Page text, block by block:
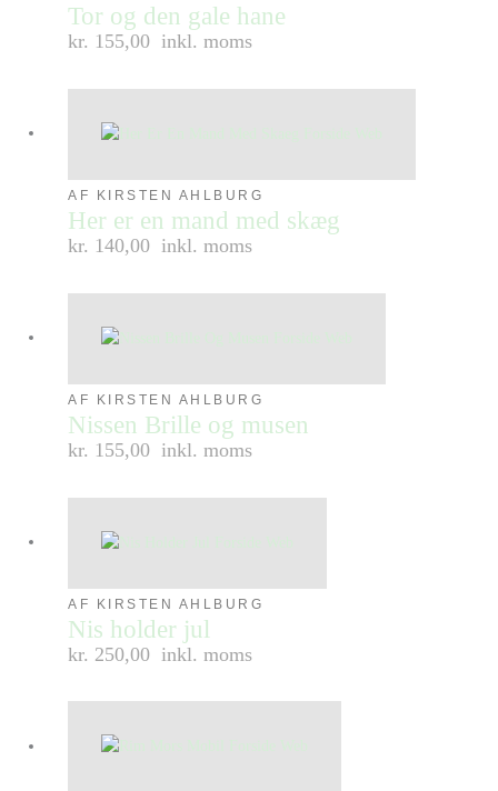
Tor og den gale hane
kr. 155,00 inkl. moms
AF KIRSTEN AHLBURG
Her er en mand med skæg
kr. 140,00 inkl. moms
AF KIRSTEN AHLBURG
Nissen Brille og musen
kr. 155,00 inkl. moms
AF KIRSTEN AHLBURG
Nis holder jul
kr. 250,00 inkl. moms